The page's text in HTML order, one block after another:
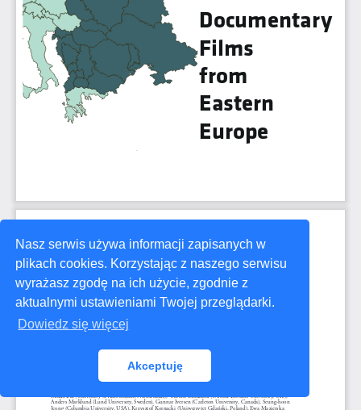
Nasz serwis używa informacji zapisanych w
plikach cookies. Korzystając z naszego serwisu
wyrażasz zgodę na ich użycie, zgodnie z
aktualnymi ustawieniami Twojej przeglądarki.
Dowiedz się więcej
Akceptuję